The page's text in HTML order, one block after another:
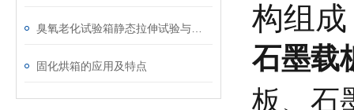
固化烘箱的应用及特点
构组成
石墨载
板、石